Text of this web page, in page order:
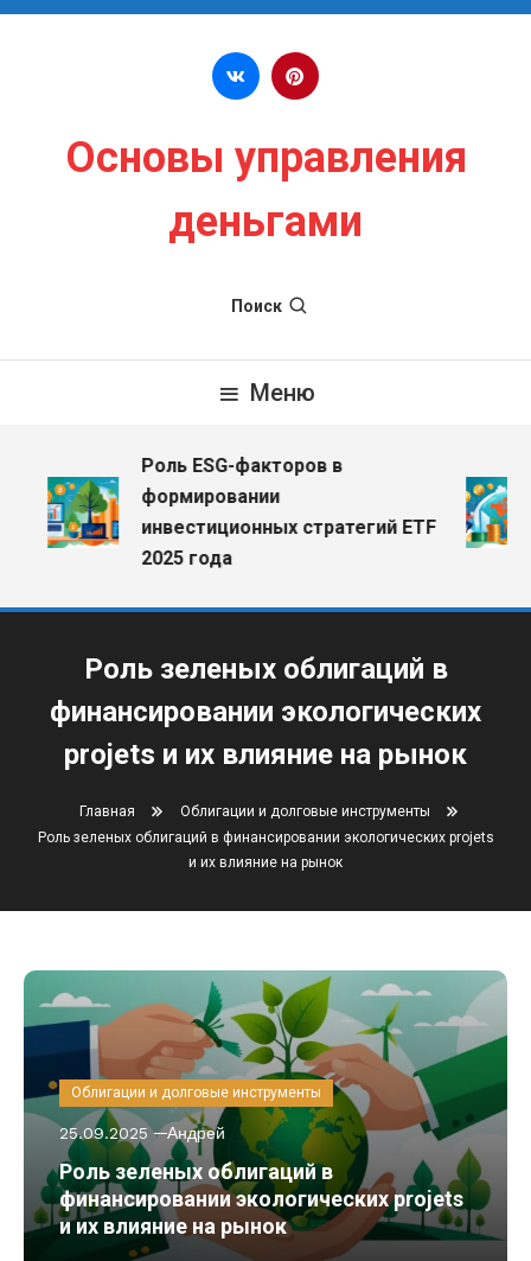
Перейти к содержимому
Основы управления
деньгами
Поиск
Меню
Роль ESG-факторов в
формировании
инвестиционных стратегий ETF
2025 года
Роль зеленых облигаций в
финансировании экологических
projets и их влияние на рынок
Главная
Облигации и долговые инструменты
Роль зеленых облигаций в финансировании экологических projets
и их влияние на рынок
Облигации и долговые инструменты
25.09.2025 Андрей
Роль зеленых облигаций в
финансировании экологических projets
и их влияние на рынок